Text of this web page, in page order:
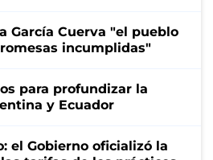
García Cuerva "el pueblo
incumplidas"
para profundizar la
y Ecuador
el Gobierno oficializó la